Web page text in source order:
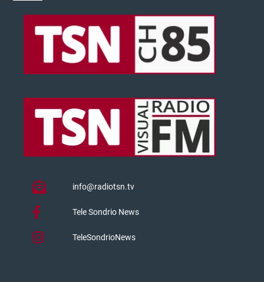
info@radiotsn.tv
Tele Sondrio News
TeleSondrioNews